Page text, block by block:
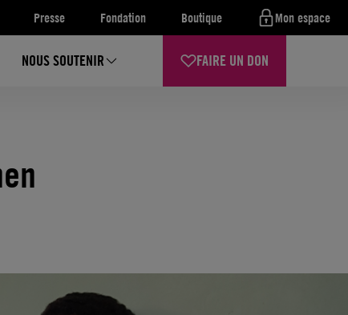
Presse Fondation Boutique Mon espace
NOUS SOUTENIR FAIRE UN DON